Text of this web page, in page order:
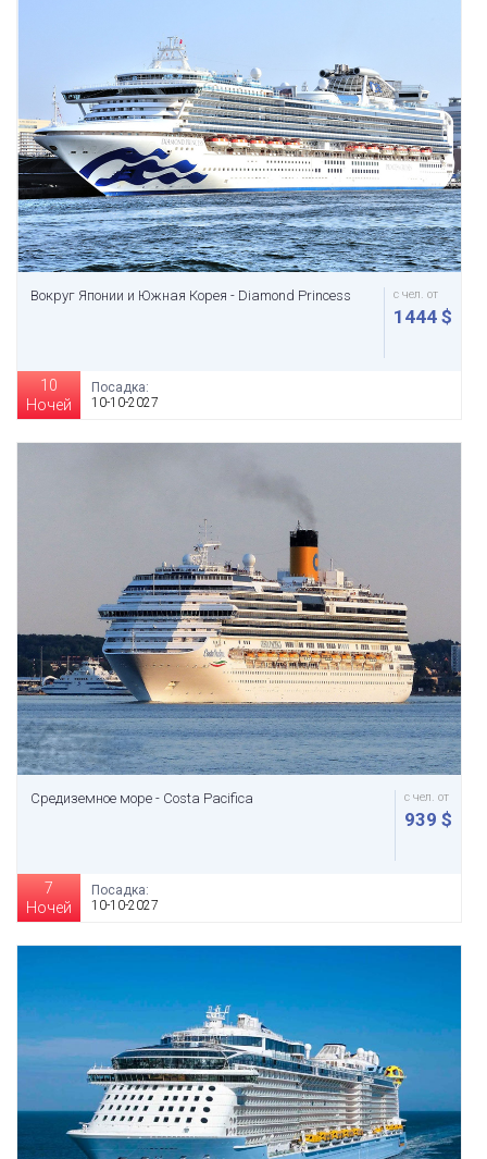
Вокруг Японии и Южная Корея - Diamond Princess с чел. от
1444 $
10
Ночей
Посадка:
10-10-2027
Средиземное море - Costa Pacifica с чел. от
939 $
7
Ночей
Посадка:
10-10-2027